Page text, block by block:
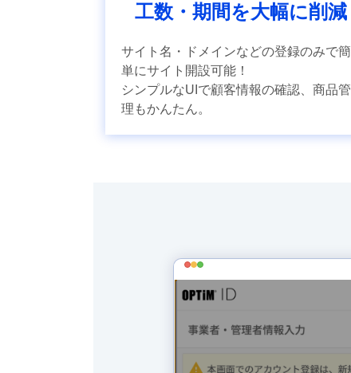
工数・期間を大幅に削減
サイト名・ドメインなどの登録のみで簡
単にサイト開設可能！
シンプルなUIで顧客情報の確認、商品管
理もかんたん。